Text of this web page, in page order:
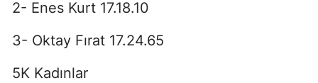
2- Enes Kurt 17.18.10
3- Oktay Fırat 17.24.65
5K Kadınlar